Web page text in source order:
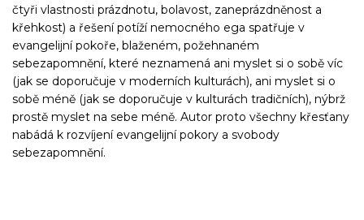
čtyři vlastnosti prázdnotu, bolavost, zaneprázdněnost a
křehkost) a řešení potíží nemocného ega spatřuje v
evangelijní pokoře, blaženém, požehnaném
sebezapomnění, které neznamená ani myslet si o sobě víc
(jak se doporučuje v moderních kulturách), ani myslet si o
sobě méně (jak se doporučuje v kulturách tradičních), nýbrž
prostě myslet na sebe méně. Autor proto všechny křesťany
nabádá k rozvíjení evangelijní pokory a svobody
sebezapomnění.